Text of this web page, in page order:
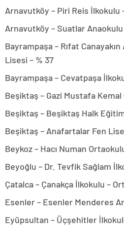
Arnavutköy – Piri Reis İlkokulu
Arnavutköy – Suatlar Anaokulu
Bayrampaşa – Rıfat
Lisesi – % 37
Bayrampaşa – Cevatpaşa
Beşiktaş – Gazi Mustafa
Beşiktaş – Beşiktaş Halk
Beşiktaş – Anafartalar Fen
Beykoz – Hacı Numan
Beyoğlu – Dr. Tevfik Sağlam
Çatalca – Çanakça İlkokulu –
Esenler – Esenler Menderes
Eyüpsultan – Üçşehitler